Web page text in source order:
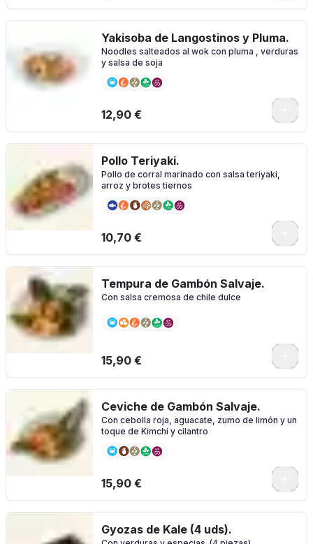
Yakisoba de Langostinos y Pluma.
Noodles salteados al wok con pluma , verduras
y salsa de soja
12,90 €
Pollo Teriyaki.
Pollo de corral marinado con salsa teriyaki,
arroz y brotes tiernos
10,70 €
Tempura de Gambón Salvaje.
Con salsa cremosa de chile dulce
15,90 €
Ceviche de Gambón Salvaje.
Con cebolla roja, aguacate, zumo de limón y un
toque de Kimchi y cilantro
15,90 €
Gyozas de Kale (4 uds).